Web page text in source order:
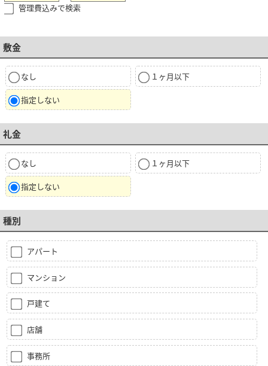
管理費込みで検索
敷金
なし １ヶ月以下
指定しない
礼金
なし １ヶ月以下
指定しない
種別
アパート
マンション
戸建て
店舗
事務所